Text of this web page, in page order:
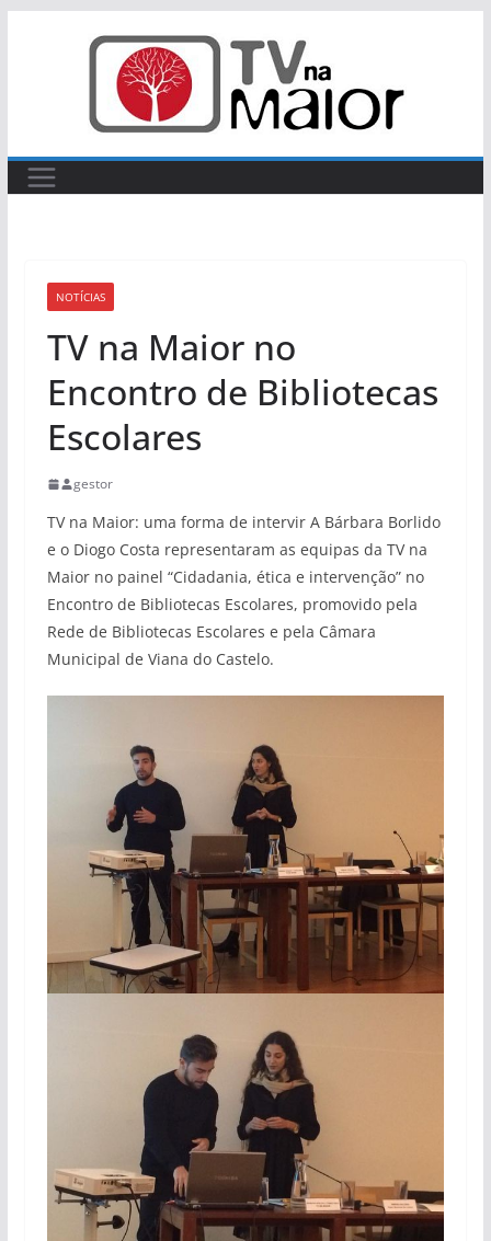
NOTÍCIAS
TV na Maior no
Encontro de Bibliotecas
Escolares
gestor
TV na Maior: uma forma de intervir A Bárbara Borlido
e o Diogo Costa representaram as equipas da TV na
Maior no painel “Cidadania, ética e intervenção” no
Encontro de Bibliotecas Escolares, promovido pela
Rede de Bibliotecas Escolares e pela Câmara
Municipal de Viana do Castelo.